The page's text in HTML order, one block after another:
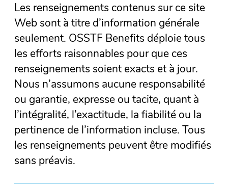
Les renseignements contenus sur ce site
Web sont à titre d’information générale
seulement. OSSTF Benefits déploie tous
les efforts raisonnables pour que ces
renseignements soient exacts et à jour.
Nous n’assumons aucune responsabilité
ou garantie, expresse ou tacite, quant à
l’intégralité, l’exactitude, la fiabilité ou la
pertinence de l’information incluse. Tous
les renseignements peuvent être modifiés
sans préavis.